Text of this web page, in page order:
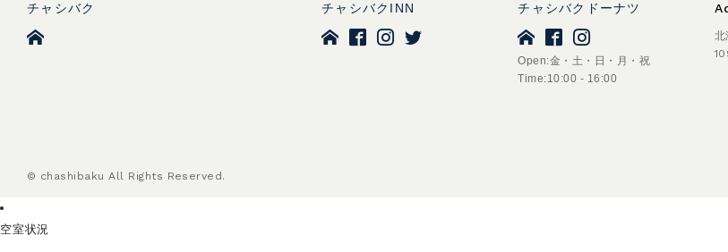
チャシバク チャシバクINN チャシバクドーナツ
Open:金・土・日・月・祝
Time:10:00 - 16:00
北
© chashibaku All Rights Reserved.
空室状況